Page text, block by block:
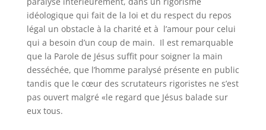
idéologique qui fait de la loi et du respect du repos
légal un obstacle à la charité et à l’amour pour celui
qui a besoin d’un coup de main. Il est remarquable
que la Parole de Jésus suffit pour soigner la main
desséchée, que l’homme paralysé présente en public
tandis que le cœur des scrutateurs rigoristes ne s’est
pas ouvert malgré «le regard que Jésus balade sur
eux tous.